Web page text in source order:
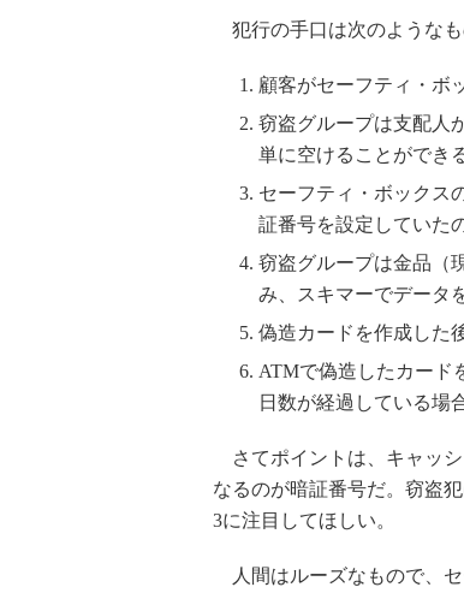
犯行の手口は次のようなも
顧客がセーフティ・
窃盗グループは支配人
単に空けることができ
セーフティ・ボックス
証番号を設定していた
窃盗グループは金品（
み、スキマーでデータ
偽造カードを作成した
ATMで偽造したカード
日数が経過している場
さてポイントは、キャッ
なるのが暗証番号だ。窃盗
3に注目してほしい。
人間はルーズなもので、セ